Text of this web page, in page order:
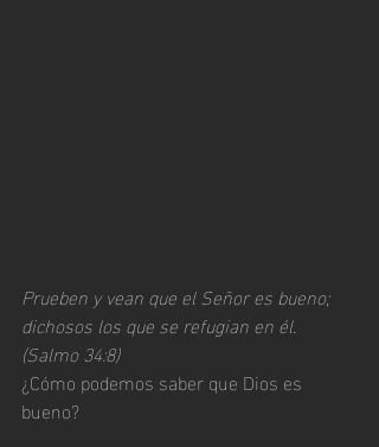
Prueben y vean que el Señor es bueno;
dichosos los que se refugian en él.
(Salmo 34:8)
¿Cómo podemos saber que Dios es
bueno?